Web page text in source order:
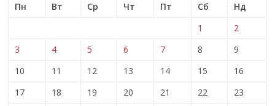
Пн
Вт Ср Чт Пт Сб
Нд
1
2
3
4 5 6 7 8
9
10
11 12 13 14 15
16
17
18 19 20 21 22
23